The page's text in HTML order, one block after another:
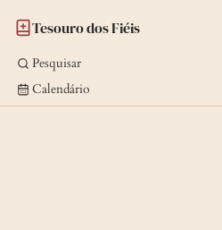
Tesouro dos Fiéis
Pesquisar
Calendário